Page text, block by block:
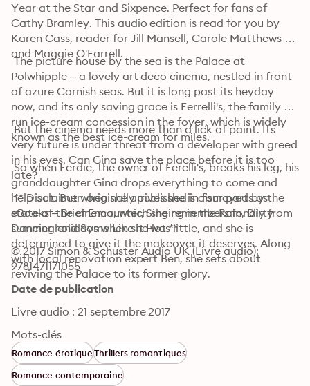
Year at the Star and Sixpence. Perfect for fans of
Cathy Bramley. This audio edition is read for you by
Karen Cass, reader for Jill Mansell, Carole Matthews
The picture house by the sea is the Palace at
Polwhipple – a lovely art deco cinema, nestled in front
of azure Cornish seas. But it is long past its heyday
now, and its only saving grace is Ferrelli's, the family
run ice-cream concession in the foyer, which is widely
known as the best ice-cream for miles.
So when Ferdie, the owner of Ferelli's, breaks his leg, his
granddaughter Gina drops everything to come and
help out. But when she arrives she is dismayed by the
state of the cinema, which she remembers fondly from
summer holidays when she was little, and she is
determined to give it the makeover it deserves. Along
with local renovation expert Ben, she sets about
But the cinema needs more than a lick of paint. Its
very future is under threat from a developer with greed
in his eyes. Can Gina save the place before it is too
late?
** Disclaimer: originally published in four parts as
eBooks – Brief Encounter, Singing in the Rain, Dirty
Dancing and Some Like it Hot **
© 2017 Simon & Schuster Audio UK (Livre audio):
9781471171055
Date de publication
Livre audio : 21 septembre 2017
Mots-clés
Romance érotiqueThrillers romantiques
Romance contemporaine